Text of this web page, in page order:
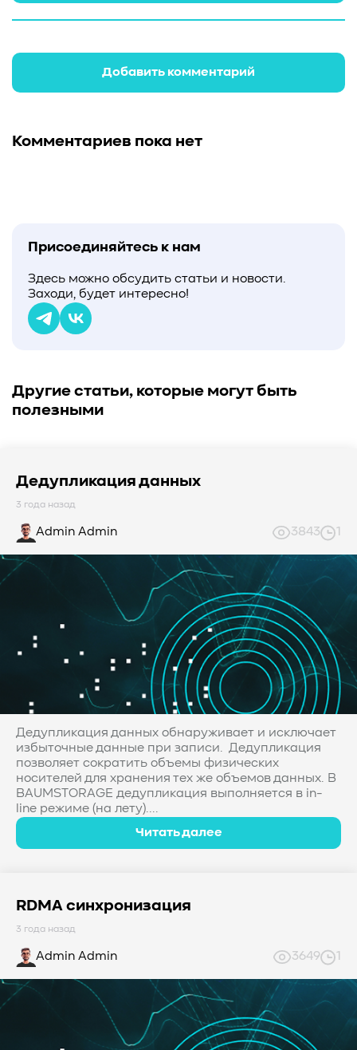
Добавить комментарий
Комментариев пока нет
Присоединяйтесь к нам
Здесь можно обсудить статьи и новости.
Заходи, будет интересно!
Другие статьи, которые могут быть
полезными
Дедупликация данных
3 года назад
Admin Admin 3843 1
Дедупликация данных обнаруживает и исключает
избыточные данные при записи. Дедупликация
позволяет сократить объемы физических
носителей для хранения тех же объемов данных. В
BAUMSTORAGE дедупликация выполняется в in-
line режиме (на лету)....
Читать далее
RDMA синхронизация
3 года назад
Admin Admin 3649 1